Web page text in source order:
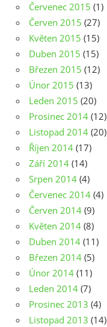
Červenec 2015 (1)
Červen 2015 (27)
Květen 2015 (15)
Duben 2015 (15)
Březen 2015 (12)
Únor 2015 (13)
Leden 2015 (20)
Prosinec 2014 (12)
Listopad 2014 (20)
Říjen 2014 (17)
Září 2014 (14)
Srpen 2014 (4)
Červenec 2014 (4)
Červen 2014 (9)
Květen 2014 (8)
Duben 2014 (11)
Březen 2014 (5)
Únor 2014 (11)
Leden 2014 (7)
Prosinec 2013 (4)
Listopad 2013 (14)